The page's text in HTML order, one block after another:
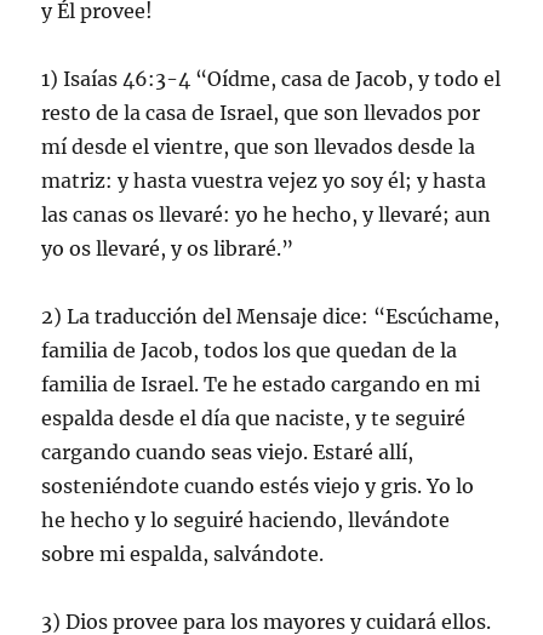
y Él provee!
1) Isaías 46:3-4 “Oídme, casa de Jacob, y todo el
resto de la casa de Israel, que son llevados por
mí desde el vientre, que son llevados desde la
matriz: y hasta vuestra vejez yo soy él; y hasta
las canas os llevaré: yo he hecho, y llevaré; aun
yo os llevaré, y os libraré.”
2) La traducción del Mensaje dice: “Escúchame,
familia de Jacob, todos los que quedan de la
familia de Israel. Te he estado cargando en mi
espalda desde el día que naciste, y te seguiré
cargando cuando seas viejo. Estaré allí,
sosteniéndote cuando estés viejo y gris. Yo lo
he hecho y lo seguiré haciendo, llevándote
sobre mi espalda, salvándote.
3) Dios provee para los mayores y cuidará ellos.